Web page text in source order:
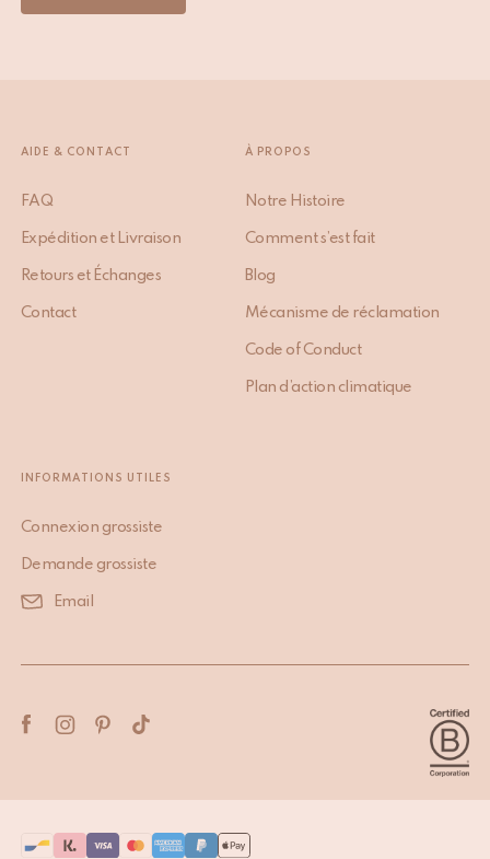
AIDE & CONTACT
FAQ
Expédition et Livraison
Retours et Échanges
Contact
À PROPOS
Notre Histoire
Comment s’est fait
Blog
Mécanisme de réclamation
Code of Conduct
Plan d’action climatique
INFORMATIONS UTILES
Connexion grossiste
Demande grossiste
Email